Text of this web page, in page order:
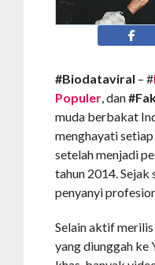
#Biodataviral – #
Populer, dan
muda berbakat
menghayati
setelah menjadi
tahun 2014.
penyanyi
Selain aktif
yang diunggah ke